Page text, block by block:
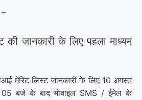
की जानकारी के लिए पहला माध्यम
मेरिट लिस्ट जानकारी के लिए 10 अगस्त
बजे के बाद मोबाइल SMS / ईमेल के